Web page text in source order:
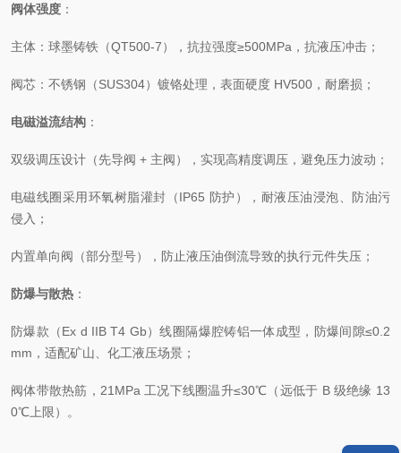
阀体强度 ：
主体：球墨铸铁（QT500-7），抗拉强度≥500MPa，抗液压冲击；
阀芯：不锈钢（SUS304）镀铬处理，表面硬度 HV500，耐磨损；
电磁溢流结构 ：
双级调压设计（先导阀 + 主阀），实现高精度调压，避免压力波动；
电磁线圈采用环氧树脂灌封（IP65 防护），耐液压油浸泡、防油污
侵入；
内置单向阀（部分型号），防止液压油倒流导致的执行元件失压；
防爆与散热 ：
防爆款（Ex d IIB T4 Gb）线圈隔爆腔铸铝一体成型，防爆间隙≤0.2
mm，适配矿山、化工液压场景；
阀体带散热筋，21MPa 工况下线圈温升≤30℃（远低于 B 级绝缘 13
0℃上限）。